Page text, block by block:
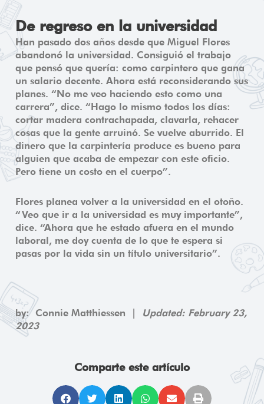
De regreso en la universidad
Han pasado dos años desde que Miguel Flores
abandonó la universidad. Consiguió el trabajo
que pensó que quería: como carpintero que gana
un salario decente. Ahora está reconsiderando sus
planes. “No me veo haciendo esto como una
carrera”, dice. “Hago lo mismo todos los días:
cortar madera contrachapada, clavarla, rehacer
cosas que la gente arruinó. Se vuelve aburrido. El
dinero que la carpintería produce es bueno para
alguien que acaba de empezar con este oficio.
Pero tiene un costo en el cuerpo”.
Flores planea volver a la universidad en el otoño.
“Veo que ir a la universidad es muy importante”,
dice. “Ahora que he estado afuera en el mundo
laboral, me doy cuenta de lo que te espera si
pasas por la vida sin un título universitario”.
by: Connie Matthiessen
Updated: February 23,
2023
Comparte este artículo